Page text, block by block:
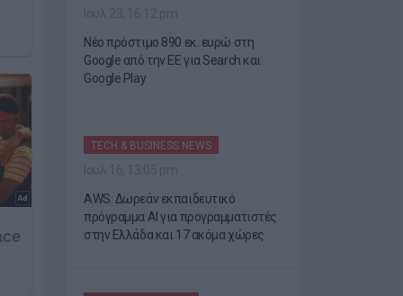
Νέο πρόστιμο 890 εκ. ευρώ στη
Google από την ΕΕ για Search και
Google Play
TECH & BUSINESS NEWS
AWS: Δωρεάν εκπαιδευτικό
πρόγραμμα AI για προγραμματιστές
στην Ελλάδα και 17 ακόμα χώρες